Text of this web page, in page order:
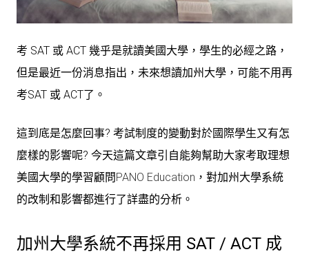
考 SAT 或 ACT 幾乎是就讀美國大學，學生的必經之路，
但是最近一份消息指出，未來想讀加州大學，可能不用再
考SAT 或 ACT了。
這到底是怎麼回事? 考試制度的變動對於國際學生又有怎
麼樣的影響呢? 今天這篇文章引自能夠幫助大家考取理想
美國大學的學習顧問PANO Education ，對加州大學系統
的改制和影響都進行了詳盡的分析。
加州大學系統不再採用 SAT / ACT 成